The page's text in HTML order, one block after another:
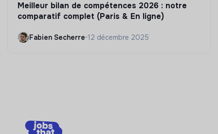
Meilleur bilan de compétences 2026 : notre
comparatif complet (Paris & En ligne)
Fabien Secherre•12 décembre 2025